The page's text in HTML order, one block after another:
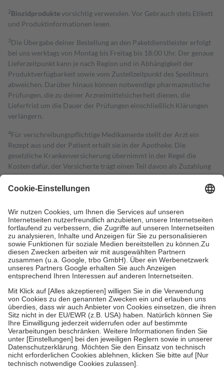
2Biozidproduktevorsichtig verwenden. Vor Gebrauch stets Etikett
und Produktinformationen lesen.
3Die Übergabe deiner Bestellung an den Paketdienstleister erfolgt
bei uns werktags von Montag bis Freitag bis 18:00 Uhr. Der genaue
Lieferzeitpunkt kann je nach Region und in Abhängigkeit der
Produktverfügbarkeit sowie vom Zustellzeitpunkt des Spediteurs
abweichen. Darüber hinaus können notwendige pharmazeutische
Prüfungen, die zu deiner Arzneimittelsicherheit dienen, die
Lieferfrist um die Dauer der Prüfungen einschließlich Klärungen
verlängern.
4Für verschreibungspflichtige Medikamente stellt der Arzt ein
Rezept aus und der Patient erhält sie in der Apotheke. Die
gesetzliche Krankenversicherung übernimmt in der Regel die
Kosten dafür, der Versicherte trägt einen Teil davon als Zuzahlung
mit.
Grundsätzlich leisten Mitglieder Zuzahlungen in Höhe von zehn
höchstens zehn Euro.
Es sind jedoch nie mehr als die tatsächlichen
Kosten der Leistung zu entrichten.
Diese Regeln gelten grundsätzlich auch für Online-Apotheken.
Bei Heilmitteln und häuslicher Krankenpflege beträgt die
Zuzahlung zehn Prozent der Kosten sowie zehn Euro je
Verordnung.
Um das Engagement der Versicherten für ihre eigene Gesundheit zu
stärken und die besondere Stellung der Familie zu unterstützen,
fallenkeine Zuzahlungenan bei:
• Kindern und Jugendlichen bis zum vollendeten 18. Lebensjahr
mit Ausnahme der Fahrkosten
• Untersuchungen zur Vorsorge und Früherkennung, die von der
GKV getragen werden
• empfohlenen Schutzimpfungen
• Harn- und Blutteststreifen